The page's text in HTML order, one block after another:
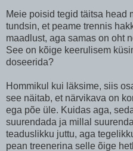
Meie poisid tegid täitsa head
tundsin, et peame trennis
maadlust, aga samas on oht
See on kõige keerulisem
doseerida?
Hommikul kui läksime, siis
see näitab, et närvikava on
ega põe üle. Kuidas aga,
suurendada ja millal
teaduslikku juttu, aga
pean treenerina selle õige